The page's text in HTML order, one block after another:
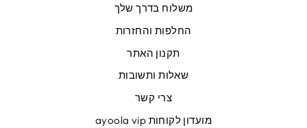
משלוח בדרך שלך
החלפות והחזרות
תקנון האתר
שאלות ותשובות
צרי קשר
מועדון לקוחות ayoola vip